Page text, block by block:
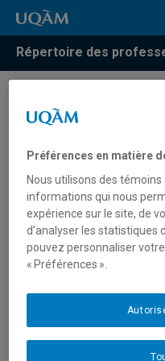
Répertoire des
Résultats de
Marcotte,
Philosophie arabe
Préférences en matière
Nous utilisons des
informations qui nous
expérience sur le site, de
d’analyser les statistiques
pouvez personnaliser
« Préférences ».